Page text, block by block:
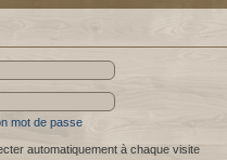
mot de passe
automatiquement à chaque visite